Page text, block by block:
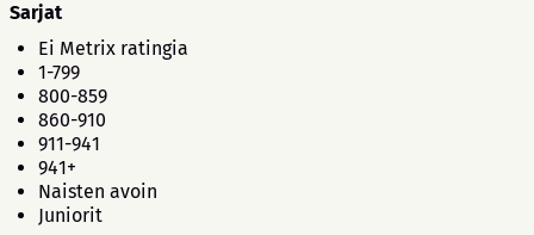
Sarjat
Ei Metrix ratingia
1-799
800-859
860-910
911-941
941+
Naisten avoin
Juniorit